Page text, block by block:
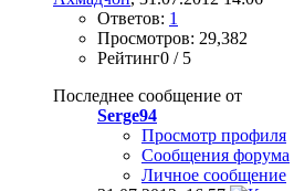
Ответов: 1
Просмотров: 29,382
Рейтинг0 / 5
Последнее сообщение от
Serge94
Просмотр профиля
Сообщения форума
Личное сообщение